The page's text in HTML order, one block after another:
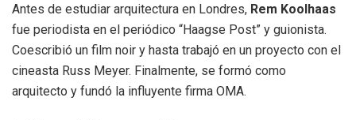
Antes de estudiar arquitectura en Londres, Rem Koolhaas
fue periodista en el periódico “Haagse Post” y guionista.
Coescribió un film noir y hasta trabajó en un proyecto con el
cineasta Russ Meyer. Finalmente, se formó como
arquitecto y fundó la influyente firma OMA.